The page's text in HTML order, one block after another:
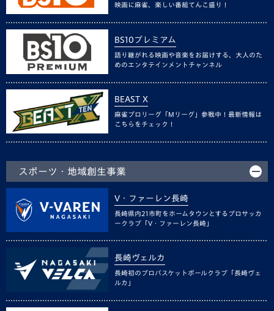
映画に麻雀、楽しい番組てんこ盛り！
BS10プレミアム
語り継がれる映画や音楽をお届けする、大人のた
めのエンタテインメントチャンネル
BEAST X
麻雀プロリーグ「Mリーグ」参戦中！最新情報は
こちらをチェック！
スポーツ・地域創生事業
V・ファーレン長崎
長崎県内21市町をホームタウンとするプロサッカ
ークラブ「V・ファーレン長崎」
長崎ヴェルカ
長崎初のプロバスケットボールクラブ「長崎ヴェ
ルカ」